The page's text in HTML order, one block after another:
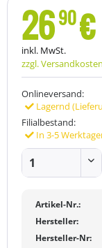
2690€
inkl. MwSt.
zzgl. Versandkosten
Onlineversand:
Lagernd
Filialbestand:
In 3-5
Artikel-Nr.:
Hersteller:
Hersteller-Nr: